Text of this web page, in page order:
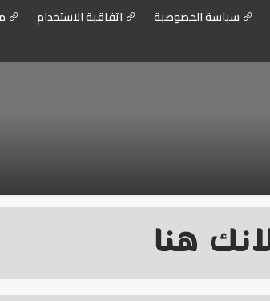
سياسة الخصوصية اتفاقية الاستخدام